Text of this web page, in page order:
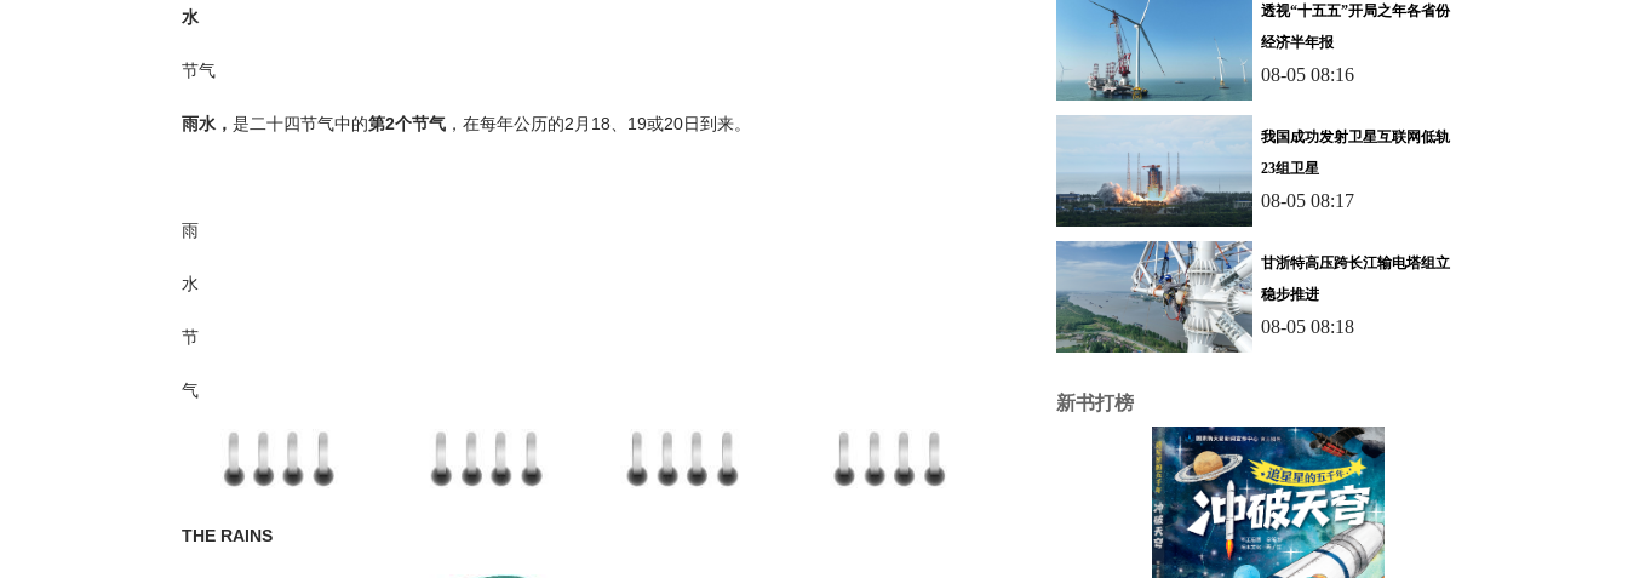
水
节气
雨水， 是二十四节气中的第2个节气 ，在每年公历的2月18、19或20日到来。
雨
水
节
气
THE RAINS
透视“十五五”开局之年各省份
经济半年报
08-05 08:16
我国成功发射卫星互联网低轨
23组卫星
08-05 08:17
甘浙特高压跨长江输电塔组立
稳步推进
08-05 08:18
新书打榜